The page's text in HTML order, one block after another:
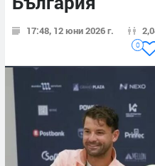
17:48, 12 юни 2026 г.
0